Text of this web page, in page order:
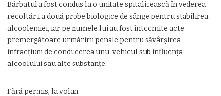
Bărbatul a fost condus la o unitate spitalicească în vederea
recoltării a două probe biologice de sânge pentru stabilirea
alcoolemiei, iar pe numele lui au fost întocmite acte
premergătoare urmăririi penale pentru săvârșirea
infracțiuni de conducerea unui vehicul sub influența
alcoolului sau alte substanțe.
Fără permis, la volan